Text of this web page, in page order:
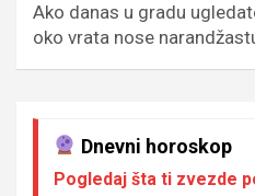
Ako danas u gradu
oko vrata nose
Dnevni horoskop
Pogledaj šta ti zvezde